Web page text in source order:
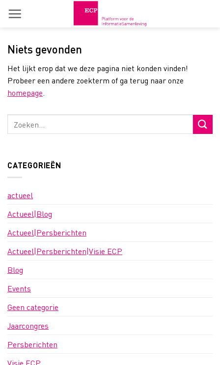
Niets gevonden
Het lijkt erop dat we deze pagina niet konden vinden!
Probeer een andere zoekterm of ga terug naar onze
homepage
CATEGORIEËN
actueel
Actueel|Blog
Actueel|Persberichten
Actueel|Persberichten|Visie ECP
Blog
Events
Geen categorie
Jaarcongres
Persberichten
Visie ECP